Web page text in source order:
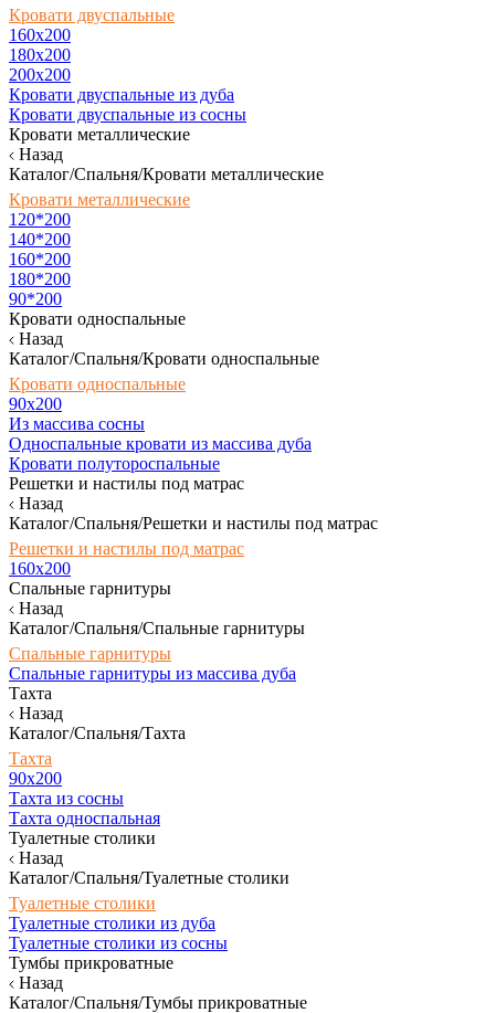
Кровати двуспальные
160х200
180x200
200x200
Кровати двуспальные из дуба
Кровати двуспальные из сосны
Кровати металлические
Назад
Каталог/Спальня/Кровати металлические
Кровати металлические
120*200
140*200
160*200
180*200
90*200
Кровати односпальные
Назад
Каталог/Спальня/Кровати односпальные
Кровати односпальные
90х200
Из массива сосны
Односпальные кровати из массива дуба
Кровати полутороспальные
Решетки и настилы под матрас
Назад
Каталог/Спальня/Решетки и настилы под матрас
Решетки и настилы под матрас
160х200
Спальные гарнитуры
Назад
Каталог/Спальня/Спальные гарнитуры
Спальные гарнитуры
Спальные гарнитуры из массива дуба
Тахта
Назад
Каталог/Спальня/Тахта
Тахта
90х200
Тахта из сосны
Тахта односпальная
Туалетные столики
Назад
Каталог/Спальня/Туалетные столики
Туалетные столики
Туалетные столики из дуба
Туалетные столики из сосны
Тумбы прикроватные
Назад
Каталог/Спальня/Тумбы прикроватные